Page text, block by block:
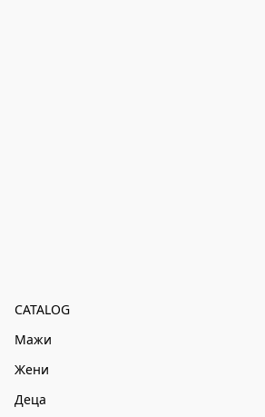
CATALOG
Мажи
Жени
Деца